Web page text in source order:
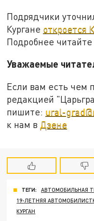
Подрядчики
Кургане откроется
Подробнее
Уважаемые
Если вам есть чем
редакцией
пишите: ural-
к нам в Дзене
ТЕГИ:
АВТОМОБИЛЬНАЯ
19-ЛЕТНЯЯ
КУРГАН